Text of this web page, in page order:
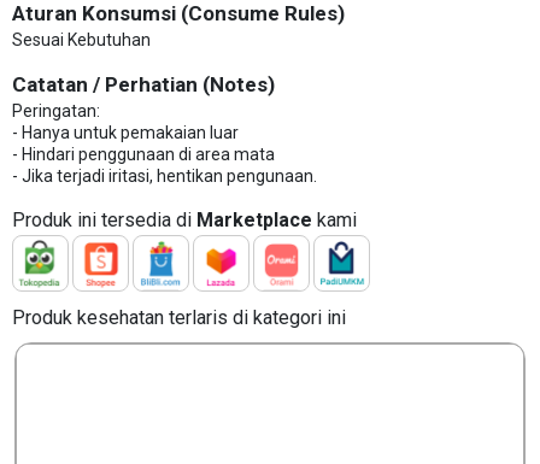
Aturan Konsumsi (Consume Rules)
Sesuai Kebutuhan
Catatan / Perhatian (Notes)
Peringatan:
- Hanya untuk pemakaian luar
- Hindari penggunaan di area mata
- Jika terjadi iritasi, hentikan pengunaan.
Produk ini tersedia di Marketplace kami
Produk kesehatan terlaris di kategori ini